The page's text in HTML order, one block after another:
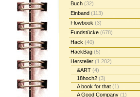
Buch (32)
Einband (113)
Flowbook (3)
Fundstücke (678)
Hack (40)
HackBag (5)
Hersteller (1.202)
&ART (4)
18hoch2 (3)
A book for that (1)
A Good Company (1)